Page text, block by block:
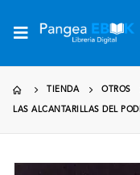
TIENDA OTROS
LAS ALCANTARILLAS DEL